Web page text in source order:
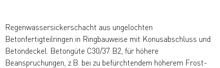
Regenwassersickerschacht aus ungelochten
Betonfertigteilringen in Ringbauweise mit Konusabschluss und
Betondeckel. Betongüte C30/37 B2, für höhere
Beanspruchungen, z.B. bei zu befürchtendem höherem Frost-